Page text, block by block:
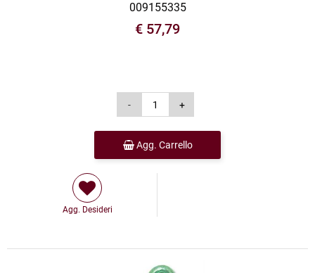
009155335
€ 57,79
Agg. Carrello
Agg. Desideri